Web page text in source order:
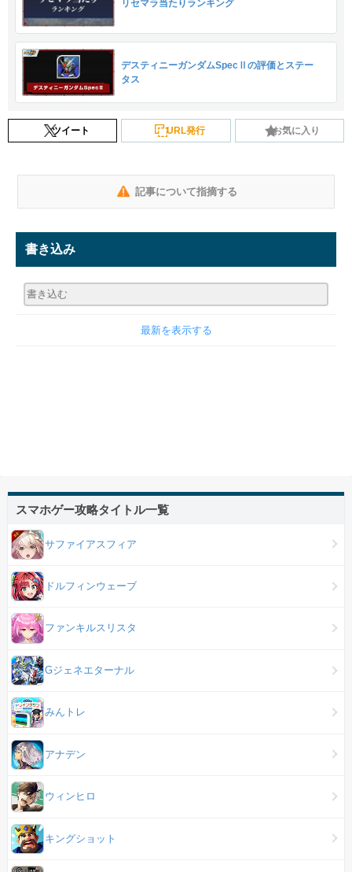
リセマラ当たりランキング
デスティニーガンダムSpecⅡの評価とステー
タス
ツイート URL発行 お気に入り
記事について指摘する
書き込み
最新を表示する
スマホゲー攻略タイトル一覧
サファイアスフィア
ドルフィンウェーブ
ファンキルスリスタ
Gジェネエターナル
みんトレ
アナデン
ウィンヒロ
キングショット